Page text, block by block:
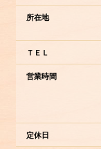
所在地
ＴＥＬ
営業時間
定休日